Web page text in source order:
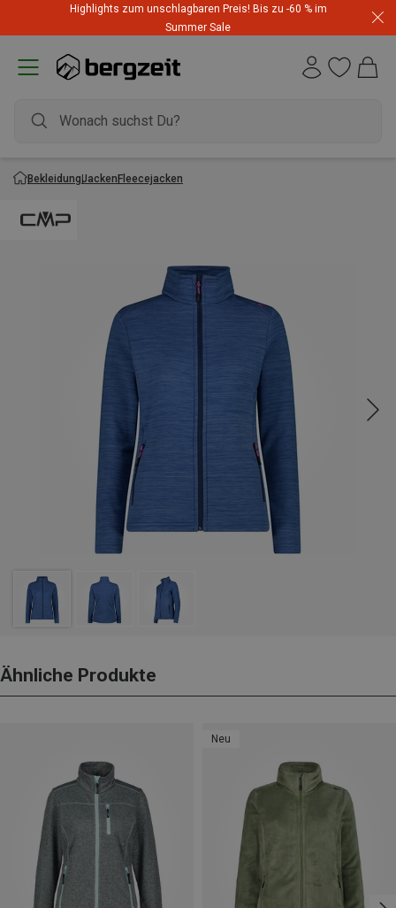
Highlights zum unschlagbaren Preis! Bis zu -60 % im
Summer Sale
BekleidungJackenFleecejacken
Ähnliche Produkte
Neu